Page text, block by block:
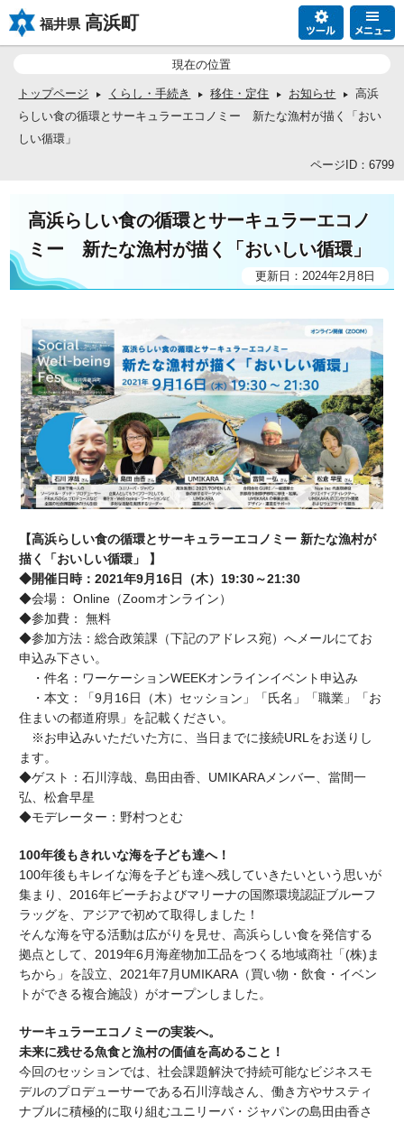
福井県 高浜町
現在の位置
トップページ くらし・手続き 移住・定住 お知らせ
高浜
らしい食の循環とサーキュラーエコノミー 新たな漁村が描く「おい
しい循環」
ページID：6799
高浜らしい食の循環とサーキュラーエコノ
ミー 新たな漁村が描く「おいしい循環」
更新日：2024年2月8日
【高浜らしい食の循環とサーキュラーエコノミー 新たな漁村が
描く「おいしい循環」 】
◆開催日時：2021年9月16日（木）19:30～21:30
◆会場：
Online （Zoomオンライン）
◆参加費： 無料
◆参加方法：総合政策課（下記のアドレス宛）へメールにてお
申込み下さい。
・件名：ワーケーションWEEKオンラインイベント申込み
・本文：「9月16日（木）セッション」「氏名」「職業」「お
住まいの都道府県」を記載ください。
※お申込みいただいた方に、当日までに接続URLをお送りし
ます。
◆ゲスト：石川淳哉、島田由香、 UMIKARAメンバー、當間一
弘、松倉早星
◆モデレーター：野村つとむ
100年後もきれいな海を子ども達へ！
100年後もキレイな海を子ども達へ残していきたいという思いが
集まり、2016年ビーチおよびマリーナの国際環境認証ブルーフ
ラッグを、アジアで初めて取得しました！
そんな海を守る活動は広がりを見せ、高浜らしい食を発信する
拠点として、2019年6月海産物加工品をつくる地域商社「(株)ま
ちから」を設立、2021年7月 UMIKARA（買い物・飲食・イベン
トができる複合施設）がオープンしました。
サーキュラーエコノミーの実装へ。
未来に残せる魚食と漁村の価値を高めること！
今回のセッションでは、社会課題解決で持続可能なビジネスモ
デルのプロデューサーである石川淳哉さん、働き方やサスティ
ナブルに積極的に取り組むユニリーバ・ジャパンの島田由香さ